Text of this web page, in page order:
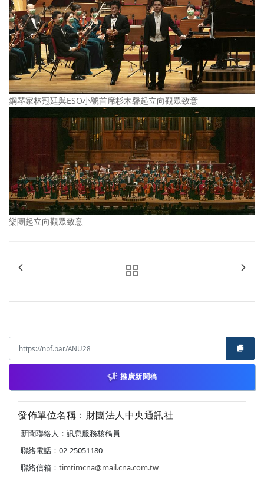
鋼琴家林冠廷與ESO小號首席杉木馨起立向觀眾致意
樂團起立向觀眾致意
推廣新聞稿
發佈單位名稱：財團法人中央通訊社
新聞聯絡人：訊息服務核稿員
聯絡電話：02-25051180
聯絡信箱： timtimcna@mail.cna.com.tw